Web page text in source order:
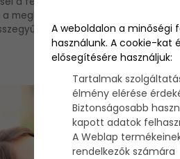
meglepetések nemcsak tárgyak,
néhány lenyűgöző
A weboldalon a minőségi
használunk. A cookie-kat
elősegítésére használjuk:
Tartalmak
élmény elérése
Biztonságosabb
kapott adatok
A Weblap
rendelkezők számára